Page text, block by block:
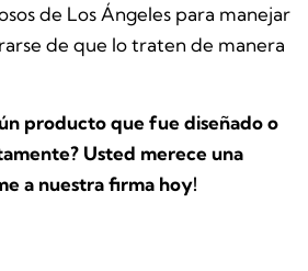
de Los Ángeles para manejar
de que lo traten de manera
producto que fue diseñado o
Usted merece una
a nuestra firma hoy!